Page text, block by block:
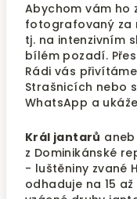
Abychom vám ho
fotografovaný za
tj. na intenzivním
bílém pozadí.
Rádi vás
Strašnicích nebo
WhatsApp a
Král jantarů
z Dominikánské
- luštěniny zvané
odhaduje na 15